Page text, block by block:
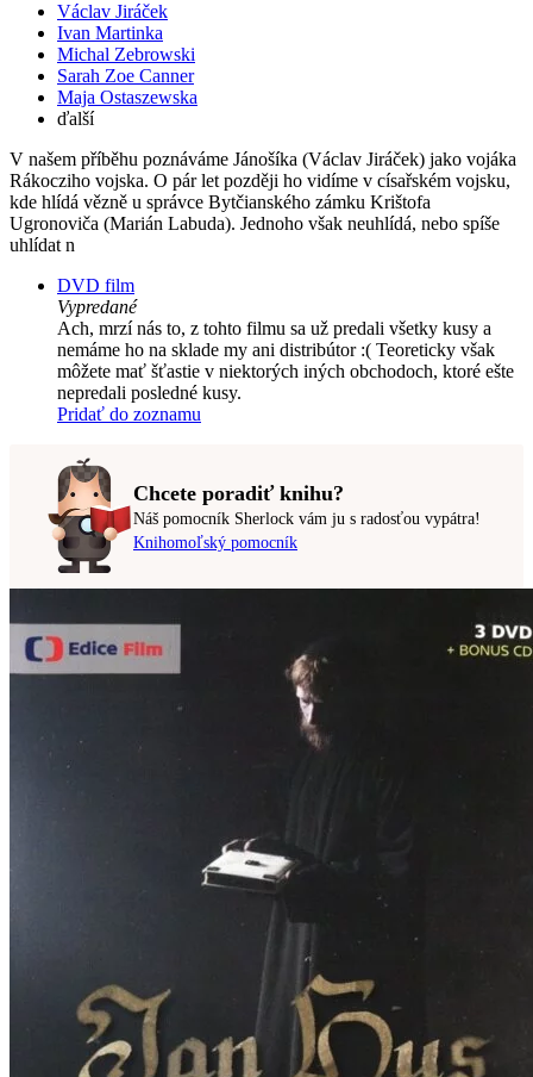
Václav Jiráček
Ivan Martinka
Michal Zebrowski
Sarah Zoe Canner
Maja Ostaszewska
ďalší
V našem příběhu poznáváme Jánošíka (Václav Jiráček) jako vojáka
Rákocziho vojska. O pár let později ho vidíme v císařském vojsku,
kde hlídá vězně u správce Bytčianského zámku Krištofa
Ugronoviča (Marián Labuda). Jednoho však neuhlídá, nebo spíše
uhlídat n
DVD film
Vypredané
Ach, mrzí nás to, z tohto filmu sa už predali všetky kusy a
nemáme ho na sklade my ani distribútor :( Teoreticky však
môžete mať šťastie v niektorých iných obchodoch, ktoré ešte
nepredali posledné kusy.
Pridať do zoznamu
Chcete poradiť knihu?
Náš pomocník Sherlock vám ju s radosťou vypátra!
Knihomoľský pomocník